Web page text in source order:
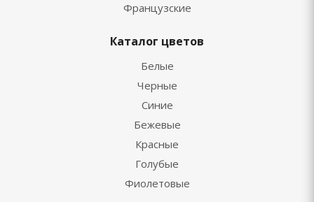
Французские
Каталог цветов
Белые
Черные
Синие
Бежевые
Красные
Голубые
Фиолетовые